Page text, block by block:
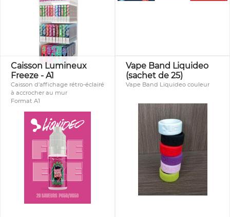
Caisson Lumineux
Freeze - A1
Caisson d'affichage rétro-éclairé
à accrocher au mur
Format A1
Vape Band Liquideo
(sachet de 25)
Vape Band Liquideo couleur